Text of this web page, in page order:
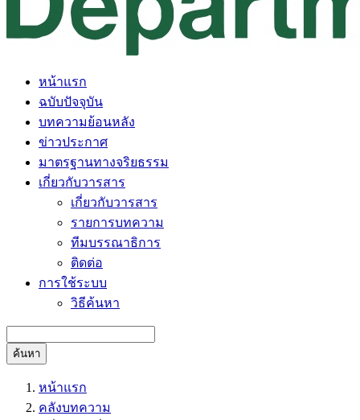
หน้าแรก
ฉบับปัจจุบัน
บทความย้อนหลัง
ข่าวประกาศ
มาตรฐานทางจริยธรรม
เกี่ยวกับวารสาร
เกี่ยวกับวารสาร
รายการบทความ
ทีมบรรณาธิการ
ติดต่อ
การใช้ระบบ
วิธีค้นหา
ค้นหา
หน้าแรก
คลังบทความ